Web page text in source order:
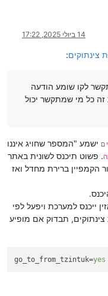
14 ביולי 2025, 17:22
צינתוקים:
לקו שומע הודעה
כל מי שמתקשר יכול
ישמע "המספר שחויג איננו
. פשוט תיכנס לשונית באתר
הקמפיין ברירת מחדל ואז
ייכנס למערכת ויפעל לפי
תבדוק אם מופיע
go_to_from_tzintuk=yes